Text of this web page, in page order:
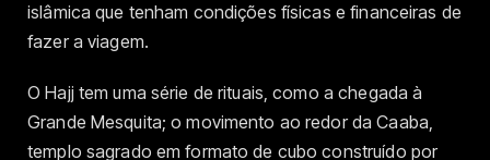
islâmica que tenham condições físicas e financeiras de
fazer a viagem.
O Hajj tem uma série de rituais, como a chegada à
Grande Mesquita; o movimento ao redor da Caaba,
templo sagrado em formato de cubo construído por